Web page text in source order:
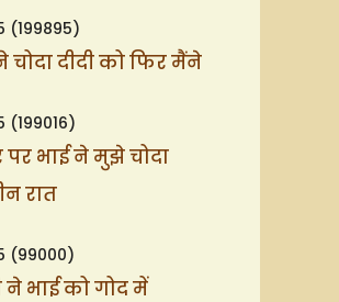
(199895)
दीदी को फिर मैंने
(199016)
भाई ने मुझे चोदा
रात
(99000)
ने भाई को गोद में